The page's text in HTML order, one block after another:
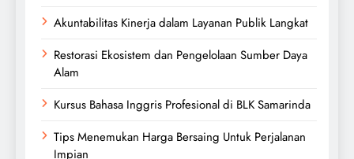
Akuntabilitas Kinerja dalam Layanan Publik Langkat
Restorasi Ekosistem dan Pengelolaan Sumber Daya
Alam
Kursus Bahasa Inggris Profesional di BLK Samarinda
Tips Menemukan Harga Bersaing Untuk Perjalanan
Impian